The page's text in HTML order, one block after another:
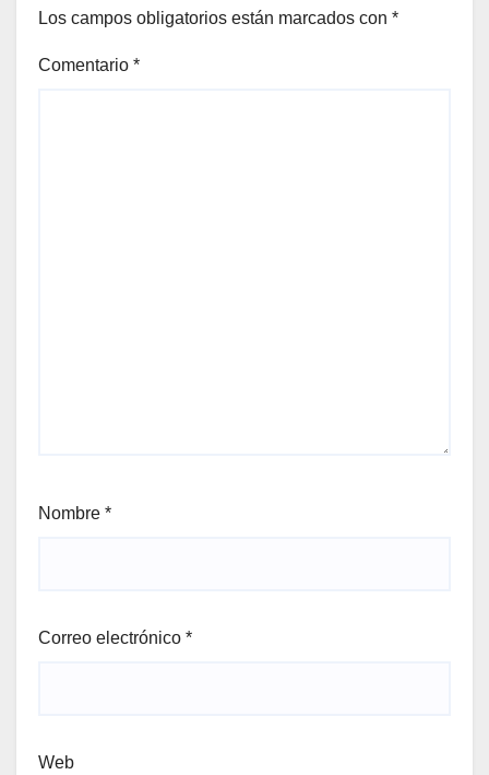
Los campos obligatorios están marcados con *
Comentario *
Nombre *
Correo electrónico *
Web